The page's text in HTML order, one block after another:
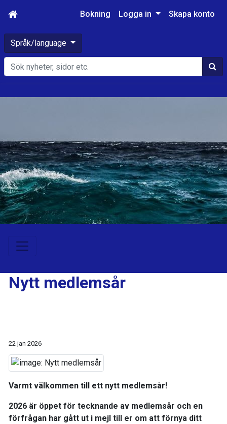
Bokning Logga in Skapa konto
Språk/language
Sök
Nytt medlemsår
22 jan 2026
Varmt välkommen till ett nytt medlemsår!
2026 är öppet för tecknande av medlemsår och en
förfrågan har gått ut i mejl till er om att förnya ditt